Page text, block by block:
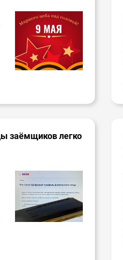
заёмщиков легко